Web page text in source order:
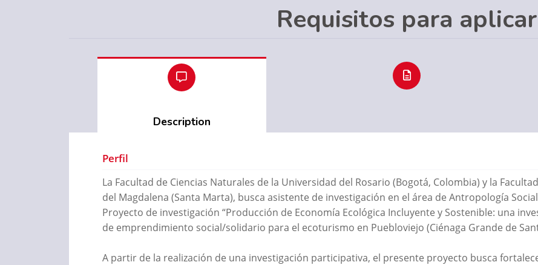
Requisitos para aplicar
Description
Perfil
La Facultad de Ciencias Naturales de la Universidad del Rosario (Bogotá, Colombia) y la
del Magdalena (Santa Marta), busca asistente de investigación en el área de Antropología
Proyecto de investigación “Producción de Economía Ecológica Incluyente y Sostenible: una
de emprendimiento social/solidario para el ecoturismo en Puebloviejo (Ciénaga Grande de
A partir de la realización de una investigación participativa, el presente proyecto busca